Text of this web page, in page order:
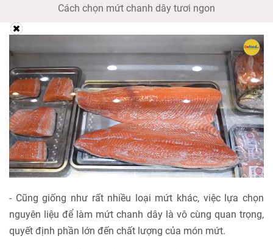
Cách chọn mứt chanh dây tươi ngon
- Cũng giống như rất nhiều loại mứt khác, việc lựa chọn
nguyên liệu để làm mứt chanh dây là vô cùng quan trọng,
quyết định phần lớn đến chất lượng của món mứt.